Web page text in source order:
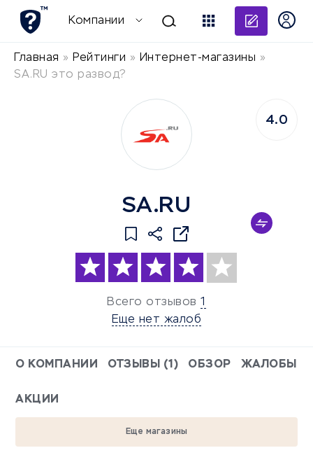
Компании
Главная » Рейтинги » Интернет-магазины »
SA.RU это развод?
SA.RU
Всего отзывов 1
Еще нет жалоб
4.0
О КОМПАНИИ ОТЗЫВЫ (1) ОБЗОР ЖАЛОБЫ
АКЦИИ
Еще магазины